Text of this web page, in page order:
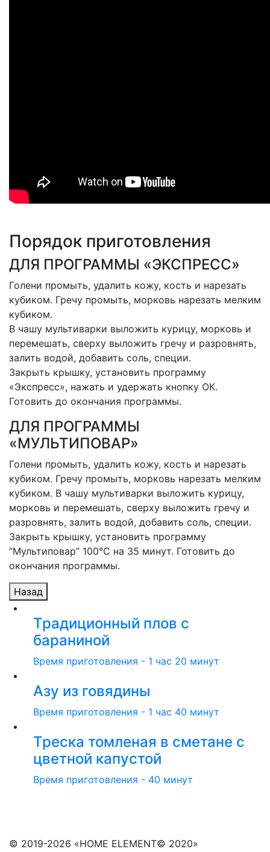
Порядок приготовления
ДЛЯ ПРОГРАММЫ «ЭКСПРЕСС»
Голени промыть, удалить кожу, кость и нарезать
кубиком. Гречу промыть, морковь нарезать мелким
кубиком.
В чашу мультиварки выложить курицу, морковь и
перемешать, сверху выложить гречу и разровнять,
залить водой, добавить соль, специи.
Закрыть крышку, установить программу
«Экспресс», нажать и удержать кнопку ОК.
Готовить до окончания программы.
ДЛЯ ПРОГРАММЫ
«МУЛЬТИПОВАР»
Голени промыть, удалить кожу, кость и нарезать
кубиком. Гречу промыть, морковь нарезать мелким
кубиком. В чашу мультиварки выложить курицу,
морковь и перемешать, сверху выложить гречу и
разровнять, залить водой, добавить соль, специи.
Закрыть крышку, установить программу
“Мультиповар” 100°C на 35 минут. Готовить до
окончания программы.
Назад
Традиционный плов с
бараниной
Время приготовления - 1 час 20 минут
Азу из говядины
Время приготовления - 1 час 40 минут
Треска томленая в сметане с
цветной капустой
Время приготовления - 40 минут
© 2019-2026 «HOME ELEMENT© 2020»